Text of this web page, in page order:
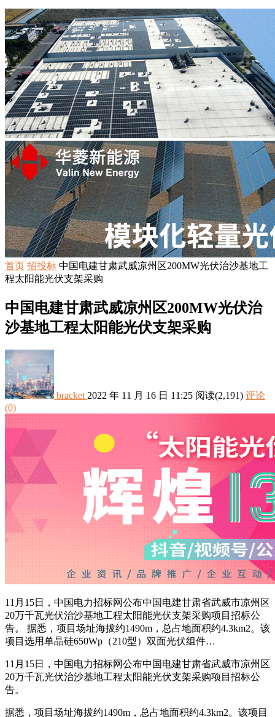
首页 招投标 中国电建甘肃武威凉州区200MW光伏治沙基地工
程太阳能光伏支架采购
中国电建甘肃武威凉州区200MW光伏治
沙基地工程太阳能光伏支架采购
bracket 2022 年 11 月 16 日 11:25 阅读(2,191) 评论
(0)
11月15日，中国电力招标网公布中国电建甘肃省武威市凉州区
20万千瓦光伏治沙基地工程太阳能光伏支架采购项目招标公
告。 据悉，项目场址海拔约1490m，总占地面积约4.3km2。该
项目选用单晶硅650Wp（210型）双面光伏组件…
11月15日，中国电力招标网公布中国电建甘肃省武威市凉州区
20万千瓦光伏治沙基地工程太阳能光伏支架采购项目招标公
告。
据悉，项目场址海拔约1490m，总占地面积约4.3km2。该项目